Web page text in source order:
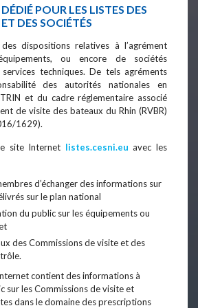
POUR LES LISTES DES
DES SOCIÉTÉS
des dispositions relatives à l’agrément
ou encore de sociétés
techniques. De tels agréments
des autorités nationales en
et du cadre réglementaire associé
de visite des bateaux du Rhin (RVBR)
1629).
site Internet listes.cesni.eu avec les
d’échanger des informations sur
sur le plan national
du public sur les équipements ou
des Commissions de visite et des
contient des informations à
sur les Commissions de visite et
dans le domaine des prescriptions